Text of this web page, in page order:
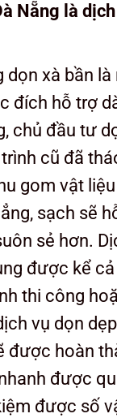
Nẵng là
dọn xà bần
đích hỗ trợ
chủ đầu tư
cũ đã
gom vật
sạch sẽ
sẻ hơn.
được kể
thi công
vụ dọn
được hoàn
được
được số